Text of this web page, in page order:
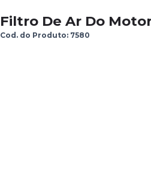
Filtro De Ar Do
Cod. do Produto: 7580